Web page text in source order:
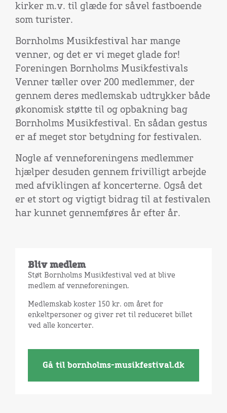
kirker m.v. til glæde for såvel fastboende
som turister.
Bornholms Musikfestival har mange
venner, og det er vi meget glade for!
Foreningen Bornholms Musikfestivals
Venner tæller over 200 medlemmer, der
gennem deres medlemskab udtrykker både
økonomisk støtte til og opbakning bag
Bornholms Musikfestival. En sådan gestus
er af meget stor betydning for festivalen.
Nogle af venneforeningens medlemmer
hjælper desuden gennem frivilligt arbejde
med afviklingen af koncerterne. Også det
er et stort og vigtigt bidrag til at festivalen
har kunnet gennemføres år efter år.
Bliv medlem
Støt Bornholms Musikfestival ved at blive
medlem af venneforeningen.
Medlemskab koster 150 kr. om året for
enkeltpersoner og giver ret til reduceret billet
ved alle koncerter.
Gå til bornholms-musikfestival.dk